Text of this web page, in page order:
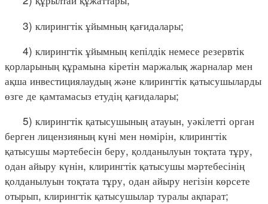
3) клирингтік ұйымның қағидалары;
4) клирингтік ұйымның кепілдік немесе резервтік
қорларының құрамына кіретін маржалық жарналар мен
ақша инвестициялаудың және клирингтік қатысушыларды
өзге де қамтамасыз етудің қағидалары;
5) клирингтік қатысушының атауын, уәкілетті орган
берген лицензияның күні мен нөмірін, клирингтік
қатысушы мәртебесін беру, қолданылуын тоқтата тұру,
одан айыру күнін, клирингтік қатысушы мәртебесінің
қолданылуын тоқтата тұру, одан айыру негізін көрсете
отырып, клирингтік қатысушылар туралы ақпарат;